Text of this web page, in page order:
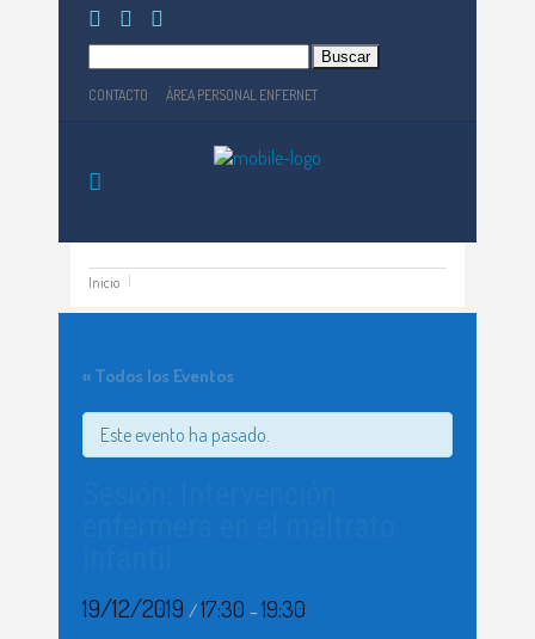
CONTACTO ÁREA PERSONAL ENFERNET
Inicio
« Todos los Eventos
Este evento ha pasado.
19/12/2019 /17:30 –19:30